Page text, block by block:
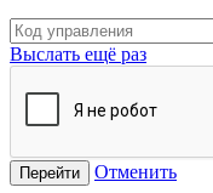
Выслать ещё раз
Перейти Отменить